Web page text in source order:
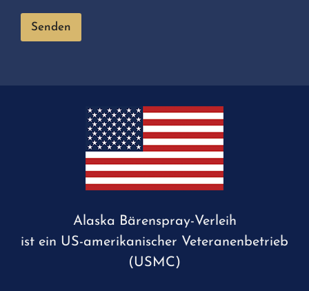
Senden
Alaska Bärenspray-Verleih
ist ein US-amerikanischer Veteranenbetrieb
(USMC)